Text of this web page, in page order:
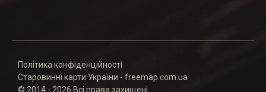
Політика конфіденційності
Старовинні карти України - freemap.com.ua
© 2014 - 2026 Всі права захищені